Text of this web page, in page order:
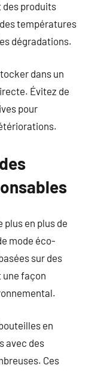
des produits
températures
dégradations.
dans un
Évitez de
pour
plus en plus de
mode éco-
sur des
une façon
en
avec des
Ces